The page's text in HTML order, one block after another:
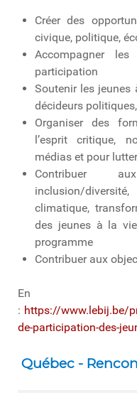
Créer des
civique, politique,
Accompagner
participation
Soutenir les jeunes
décideurs
Organiser des
l’esprit critique,
médias et pour
Contribuer
inclusion/
climatique,
des jeunes à la
programme
Contribuer aux
En
: https://www.lebij.be/
de-participation-des-
Québec -